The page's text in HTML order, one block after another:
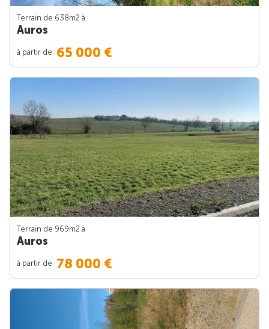
Terrain de 638m2 à
Auros
à partir de 65 000 €
Terrain de 969m2 à
Auros
à partir de 78 000 €